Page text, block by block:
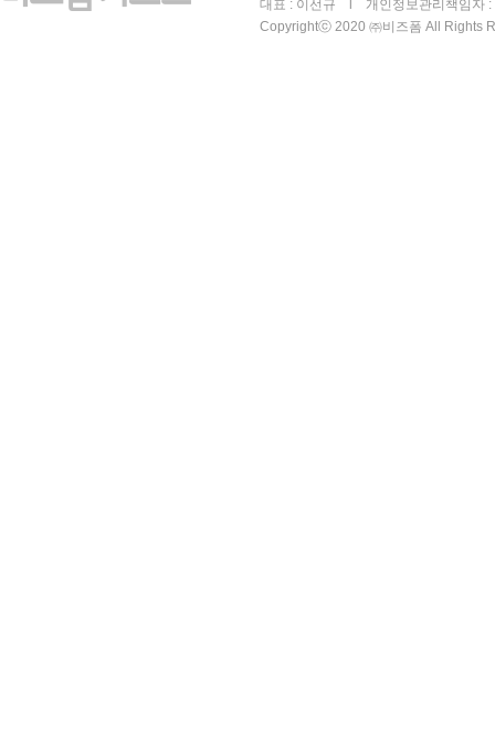
대표 : 이선규 l 개인정보관리책임자
Copyrightⓒ 2020 ㈜비즈폼 All Rights